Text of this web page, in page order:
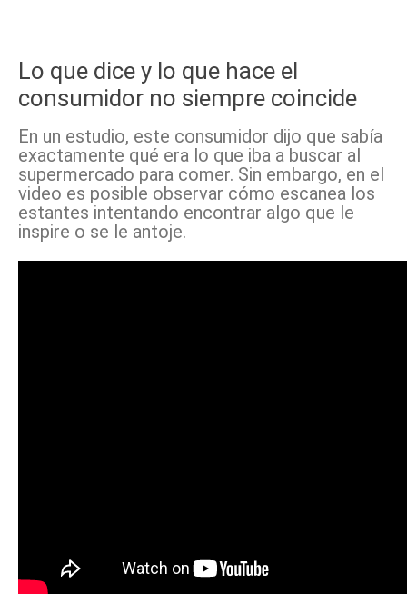
Lo que dice y lo que hace el
consumidor no siempre coincide
En un estudio, este consumidor dijo que sabía
exactamente qué era lo que iba a buscar al
supermercado para comer. Sin embargo, en el
video es posible observar cómo escanea los
estantes intentando encontrar algo que le
inspire o se le antoje.